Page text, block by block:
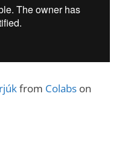
from Colabs on